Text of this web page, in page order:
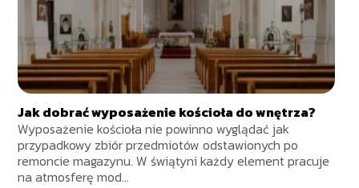
Jak dobrać wyposażenie kościoła do wnętrza?
Wyposażenie kościoła nie powinno wyglądać jak
przypadkowy zbiór przedmiotów odstawionych po
remoncie magazynu. W świątyni każdy element pracuje
na atmosferę mod...